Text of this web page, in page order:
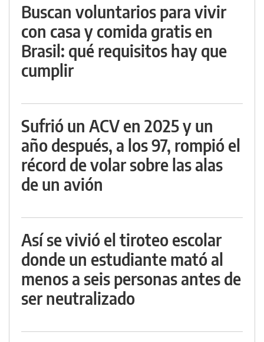
Buscan voluntarios para vivir
con casa y comida gratis en
Brasil: qué requisitos hay que
cumplir
Sufrió un ACV en 2025 y un
año después, a los 97, rompió el
récord de volar sobre las alas
de un avión
Así se vivió el tiroteo escolar
donde un estudiante mató al
menos a seis personas antes de
ser neutralizado